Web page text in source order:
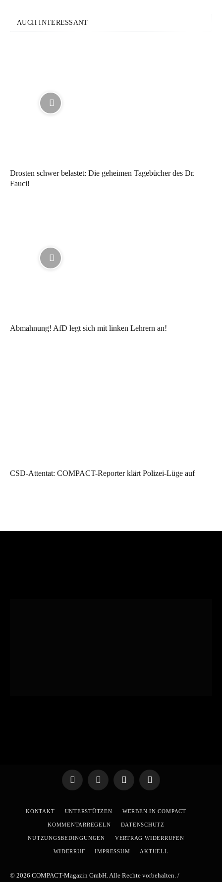
AUCH INTERESSANT
Drosten schwer belastet: Die geheimen Tagebücher des Dr.
Fauci!
Abmahnung! AfD legt sich mit linken Lehrern an!
CSD-Attentat: COMPACT-Reporter klärt Polizei-Lüge auf
TelegramWhatsApp
X
YouTube
KONTAKT UNTERSTÜTZEN WERBEN IN COMPACT
KOMMENTARREGELN DATENSCHUTZ
NUTZUNGSBEDINGUNGEN VERTRAG WIDERRUFEN
WIDERRUF IMPRESSUM AKTUELL
© 2026 COMPACT-Magazin GmbH. Alle Rechte vorbehalten. /